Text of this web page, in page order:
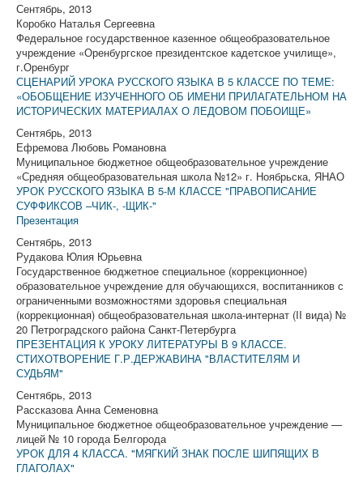
Сентябрь, 2013
Коробко Наталья Сергеевна
Федеральное государственное казенное общеобразовательное
учреждение «Оренбургское президентское кадетское училище»,
г.Оренбург
СЦЕНАРИЙ УРОКА РУССКОГО ЯЗЫКА В 5 КЛАССЕ ПО ТЕМЕ:
«ОБОБЩЕНИЕ ИЗУЧЕННОГО ОБ ИМЕНИ ПРИЛАГАТЕЛЬНОМ НА
ИСТОРИЧЕСКИХ МАТЕРИАЛАХ О ЛЕДОВОМ ПОБОИЩЕ»
Сентябрь, 2013
Ефремова Любовь Романовна
Муниципальное бюджетное общеобразовательное учреждение
«Средняя общеобразовательная школа №12» г. Ноябрьска, ЯНАО
УРОК РУССКОГО ЯЗЫКА В 5-М КЛАССЕ "ПРАВОПИСАНИЕ
СУФФИКСОВ –ЧИК-, -ЩИК-"
Презентация
Сентябрь, 2013
Рудакова Юлия Юрьевна
Государственное бюджетное специальное (коррекционное)
образовательное учреждение для обучающихся, воспитанников с
ограниченными возможностями здоровья специальная
(коррекционная) общеобразовательная школа-интернат (II вида) №
20 Петроградского района Санкт-Петербурга
ПРЕЗЕНТАЦИЯ К УРОКУ ЛИТЕРАТУРЫ В 9 КЛАССЕ.
СТИХОТВОРЕНИЕ Г.Р.ДЕРЖАВИНА "ВЛАСТИТЕЛЯМ И
СУДЬЯМ"
Сентябрь, 2013
Рассказова Анна Семеновна
Муниципальное бюджетное общеобразовательное учреждение —
лицей № 10 города Белгорода
УРОК ДЛЯ 4 КЛАССА. "МЯГКИЙ ЗНАК ПОСЛЕ ШИПЯЩИХ В
ГЛАГОЛАХ"